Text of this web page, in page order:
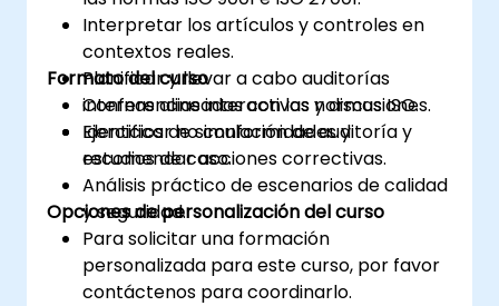
Interpretar los artículos y controles en
contextos reales.
Planificar y llevar a cabo auditorías
internas alineadas con las normas ISO.
Identificar no conformidades y
recomendar acciones correctivas.
Formato del curso
Conferencias interactivas y discusiones.
Ejercicios de simulación de auditoría y
estudios de caso.
Análisis práctico de escenarios de calidad
y seguridad.
Opciones de personalización del curso
Para solicitar una formación
personalizada para este curso, por favor
contáctenos para coordinarlo.